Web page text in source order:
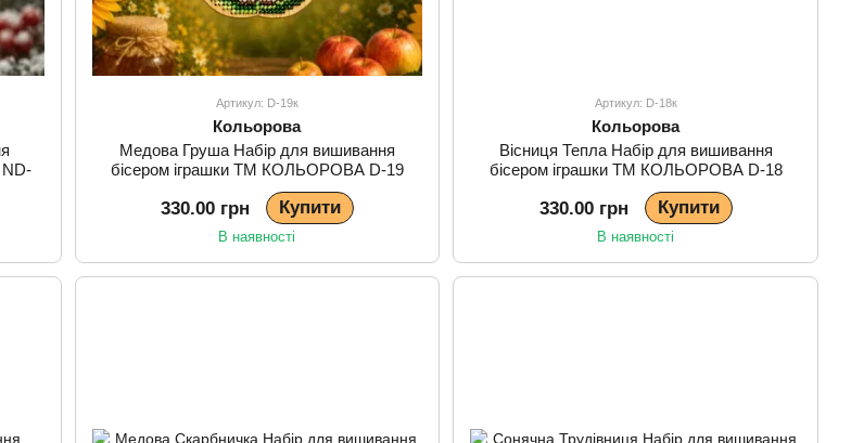
Артикул: D-19к
Кольорова
Медова Груша Набір для вишивання
бісером іграшки ТМ КОЛЬОРОВА D-19
330.00 грн Купити
В наявності
Артикул: D-18к
Кольорова
Вісниця Тепла Набір для вишивання
бісером іграшки ТМ КОЛЬОРОВА D-18
330.00 грн Купити
В наявності